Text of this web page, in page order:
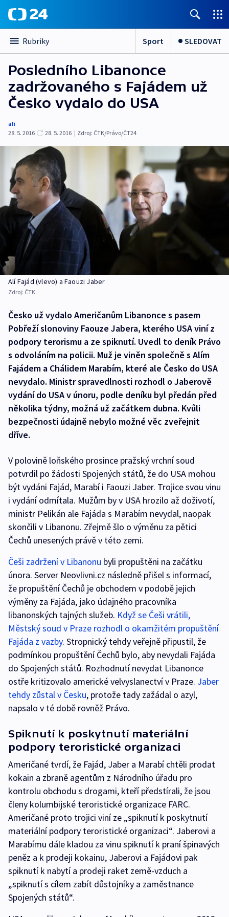
Rubriky Sport SLEDOVAT
Posledního Libanonce
zadržovaného s Fajádem už
Česko vydalo do USA
afi
28. 5. 2016
28. 5. 2016 | Zdroj: ČTK/Právo/ČT24
Alí Fajád (vlevo) a Faouzi Jaber
Zdroj: ČTK
Česko už vydalo Američanům Libanonce s pasem
Pobřeží slonoviny Faouze Jabera, kterého USA viní z
podpory terorismu a ze spiknutí. Uvedl to deník Právo
s odvoláním na policii. Muž je viněn společně s Alím
Fajádem a Chálidem Marabím, které ale Česko do USA
nevydalo. Ministr spravedlnosti rozhodl o Jaberově
vydání do USA v únoru, podle deníku byl předán před
několika týdny, možná už začátkem dubna. Kvůli
bezpečnosti údajně nebylo možné věc zveřejnit
dříve.
V polovině loňského prosince pražský vrchní soud
potvrdil po žádosti Spojených států, že do USA mohou
být vydáni Fajád, Marabí i Faouzi Jaber. Trojice svou vinu
i vydání odmítala. Mužům by v USA hrozilo až doživotí,
ministr Pelikán ale Fajáda s Marabím nevydal, naopak
skončili v Libanonu. Zřejmě šlo o výměnu za pětici
Čechů unesených právě v této zemi.
Češi zadržení v Libanonu byli propuštěni na začátku
února. Server Neovlivni.cz následně přišel s informací,
že propuštění Čechů je obchodem v podobě jejich
výměny za Fajáda, jako údajného pracovníka
libanonských tajných služeb. Když se Češi vrátili,
Městský soud v Praze rozhodl o okamžitém propuštění
Fajáda z vazby. Stropnický tehdy veřejně připustil, že
podmínkou propuštění Čechů bylo, aby nevydali Fajáda
do Spojených států. Rozhodnutí nevydat Libanonce
ostře kritizovalo americké velvyslanectví v Praze. Jaber
tehdy zůstal v Česku, protože tady zažádal o azyl,
napsalo v té době rovněž Právo.
Spiknutí k poskytnutí materiální
podpory teroristické organizaci
Američané tvrdí, že Fajád, Jaber a Marabí chtěli prodat
kokain a zbraně agentům z Národního úřadu pro
kontrolu obchodu s drogami, kteří předstírali, že jsou
členy kolumbijské teroristické organizace FARC.
Američané proto trojici viní ze „spiknutí k poskytnutí
materiální podpory teroristické organizaci“. Jaberovi a
Marabímu dále kladou za vinu spiknutí k praní špinavých
peněz a k prodeji kokainu, Jaberovi a Fajádovi pak
spiknutí k nabytí a prodeji raket země-vzduch a
„spiknutí s cílem zabít důstojníky a zaměstnance
Spojených států“.